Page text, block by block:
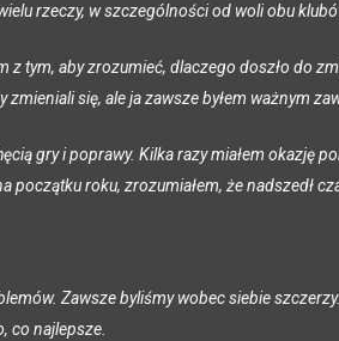
rzeczy, w szczególności od woli obu
z tym, aby zrozumieć, dlaczego doszło do
zmieniali się, ale ja zawsze byłem ważnym
gry i poprawy. Kilka razy miałem okazję
początku roku, zrozumiałem, że nadszedł
Zawsze byliśmy wobec siebie
co najlepsze.